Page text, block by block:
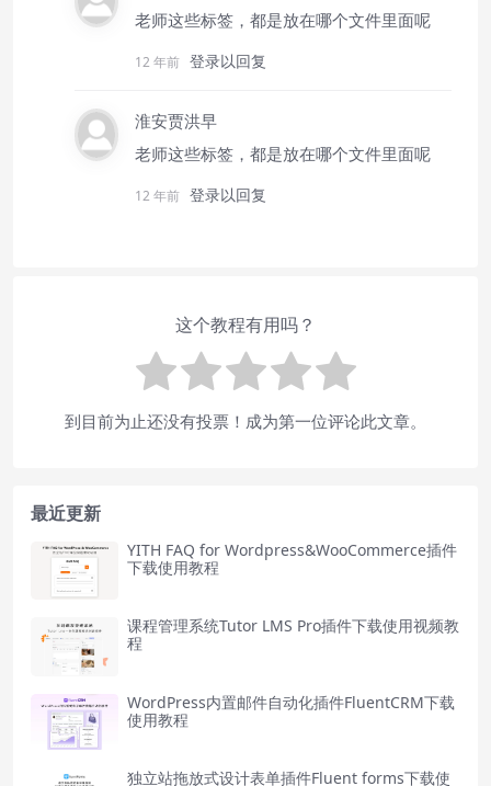
老师这些标签，都是放在哪个文件里面呢
12 年前 登录以回复
淮安贾洪早
老师这些标签，都是放在哪个文件里面呢
12 年前 登录以回复
这个教程有用吗？
到目前为止还没有投票！成为第一位评论此文章。
最近更新
YITH FAQ for Wordpress&WooCommerce插件
下载使用教程
课程管理系统Tutor LMS Pro插件下载使用视频教
程
WordPress内置邮件自动化插件FluentCRM下载
使用教程
独立站拖放式设计表单插件Fluent forms下载使